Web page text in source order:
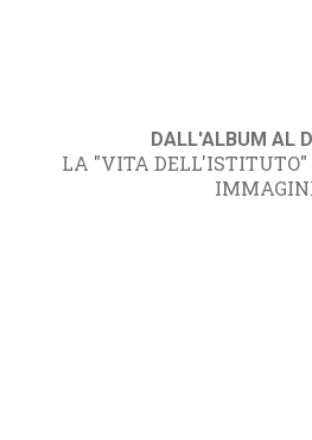
DALL'ALBUM AL
LA "VITA DELL'ISTITUTO"